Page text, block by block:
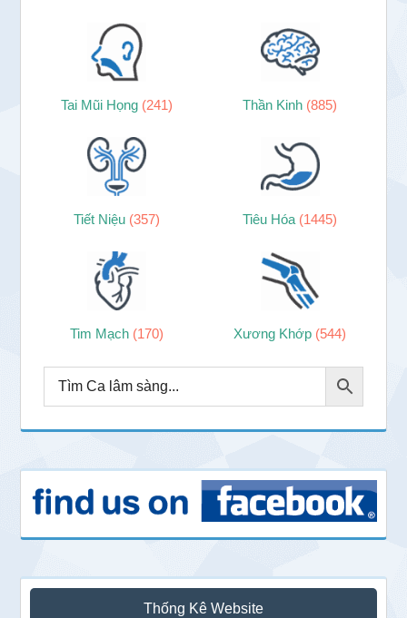
Tai Mũi Họng (241) Thần Kinh (885)
Tiết Niệu (357) Tiêu Hóa (1445)
Tim Mạch (170) Xương Khớp (544)
Thống Kê Website